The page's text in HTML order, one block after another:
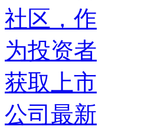
社区，作
为投资者
获取上市
公司最新